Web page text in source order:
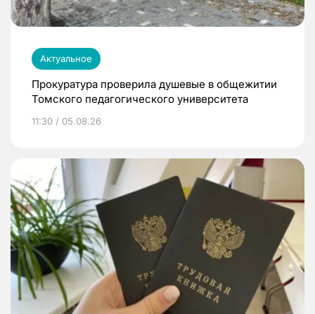
Актуальное
Прокуратура проверила душевые в общежитии
Томского педагогического университета
11:30 / 05.08.26